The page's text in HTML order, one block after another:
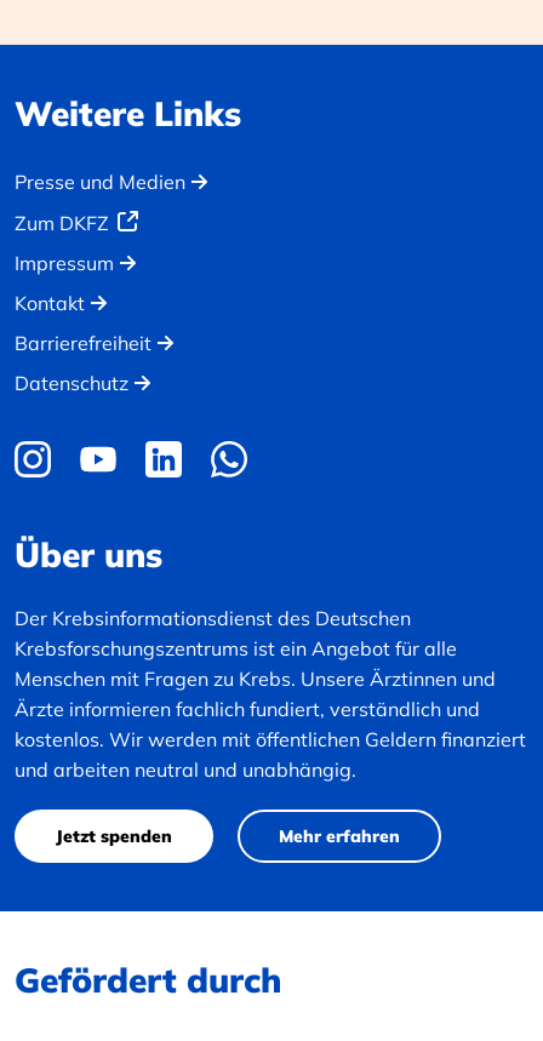
Weitere Links
Presse und Medien
Zum DKFZ
Impressum
Kontakt
Barrierefreiheit
Datenschutz
Über uns
Der Krebsinformationsdienst des Deutschen
Krebsforschungszentrums ist ein Angebot für alle
Menschen mit Fragen zu Krebs. Unsere Ärztinnen und
Ärzte informieren fachlich fundiert, verständlich und
kostenlos. Wir werden mit öffentlichen Geldern finanziert
und arbeiten neutral und unabhängig.
Jetzt spenden Mehr erfahren
Gefördert durch